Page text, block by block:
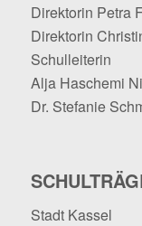
Direktorin Petra
Direktorin
Schulleiterin
Alja Haschemi
Dr. Stefanie
Stadt Kassel